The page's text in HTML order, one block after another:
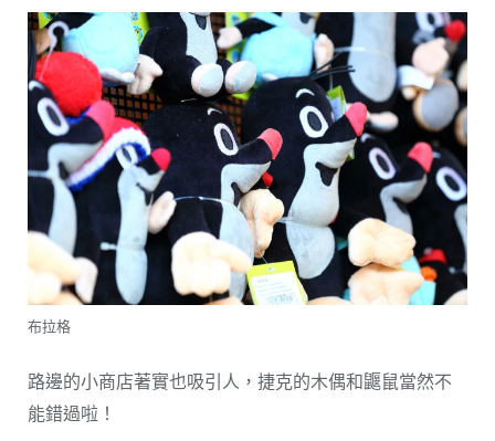
布拉格
路邊的小商店著實也吸引人，捷克的木偶和鼴鼠當然不
能錯過啦！